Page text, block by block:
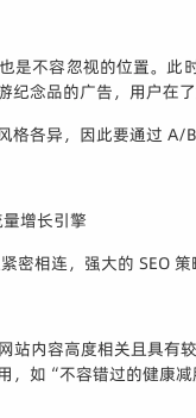
是不容忽视的位置。
念品的广告，用户在
格各异，因此要通过 A/
增长引擎
密相连，强大的 SEO
站内容高度相关且具
，如“不容错过的健康